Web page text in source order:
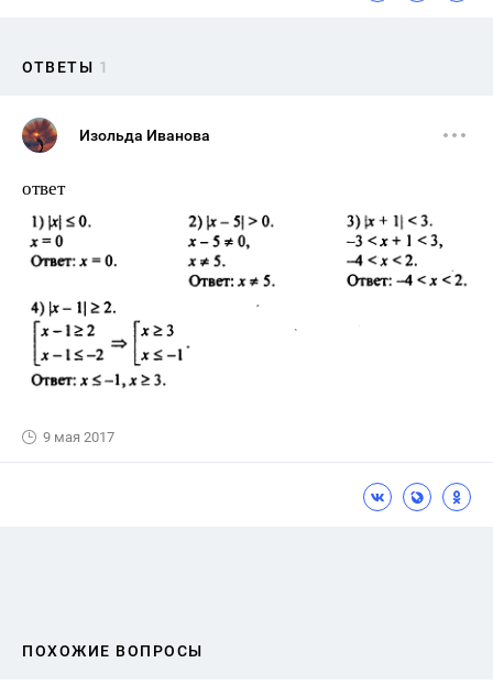
ОТВЕТЫ 1
Изольда Иванова
ответ
9 мая 2017
ПОХОЖИЕ ВОПРОСЫ